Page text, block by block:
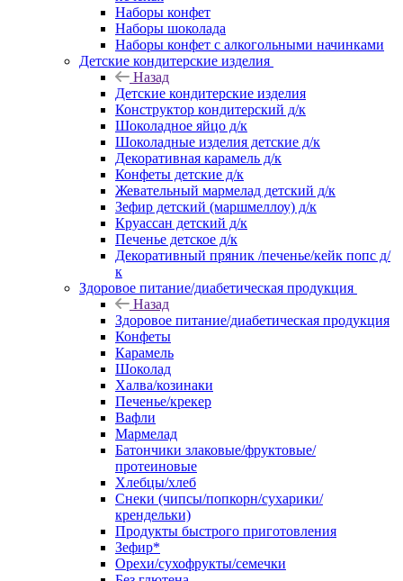
Наборы конфет
Наборы шоколада
Наборы конфет с алкогольными начинками
Детские кондитерские изделия
Назад
Детские кондитерские изделия
Конструктор кондитерский д/к
Шоколадное яйцо д/к
Шоколадные изделия детские д/к
Декоративная карамель д/к
Конфеты детские д/к
Жевательный мармелад детский д/к
Зефир детский (маршмеллоу) д/к
Круассан детский д/к
Печенье детское д/к
Декоративный пряник /печенье/кейк попс д/
к
Здоровое питание/диабетическая продукция
Назад
Здоровое питание/диабетическая продукция
Конфеты
Карамель
Шоколад
Халва/козинаки
Печенье/крекер
Вафли
Мармелад
Батончики злаковые/фруктовые/
протеиновые
Хлебцы/хлеб
Снеки (чипсы/попкорн/сухарики/
крендельки)
Продукты быстрого приготовления
Зефир*
Орехи/сухофрукты/семечки